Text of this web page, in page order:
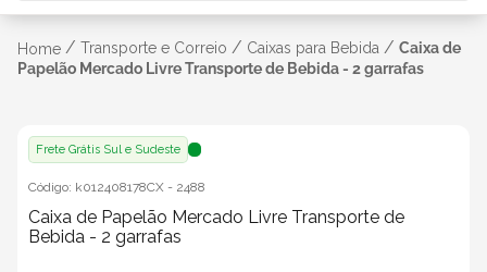
Home / Transporte e Correio / Caixas para Bebida / Caixa de
Papelão Mercado Livre Transporte de Bebida - 2 garrafas
Frete Grátis Sul e Sudeste
Código: k012408178CX - 2488
Caixa de Papelão Mercado Livre Transporte de
Bebida - 2 garrafas
TERMOS MAIS BUSCADOS
3º caixa sedex